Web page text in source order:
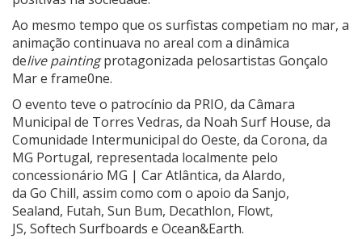
Ao mesmo tempo que os surfistas competiam no mar, a
animação continuava no areal com a dinâmica
delive paintingprotagonizada pelosartistas Gonçalo
Mar e frame0ne.
O evento teve o patrocínio da PRIO, da Câmara
Municipal de Torres Vedras, da Noah Surf House, da
Comunidade Intermunicipal do Oeste, da Corona, da
MG Portugal, representada localmente pelo
concessionário MG | Car Atlântica, da Alardo,
da Go Chill, assim como com o apoio da Sanjo,
Sealand, Futah, Sun Bum, Decathlon, Flowt,
JS, Softech Surfboards e Ocean&Earth.